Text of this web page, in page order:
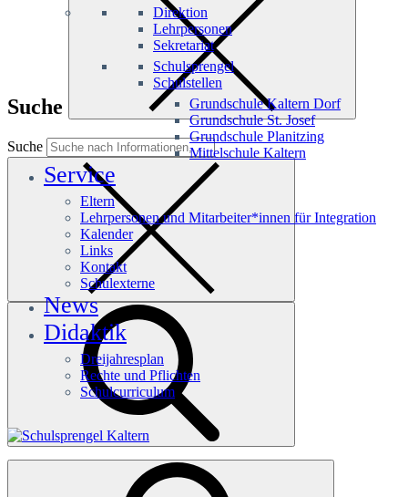
Direktion
Lehrpersonen
Sekretariat
Schulsprengel
Schulstellen
Grundschule Kaltern Dorf
Grundschule St. Josef
Grundschule Planitzing
Mittelschule Kaltern
Service
Eltern
Lehrpersonen und Mitarbeiter*innen für Integration
Kalender
Links
Kontakt
Schulexterne
News
Didaktik
Dreijahresplan
Rechte und Pflichten
Schulcurriculum
Suche
Suche
Häufige Suchanfragen